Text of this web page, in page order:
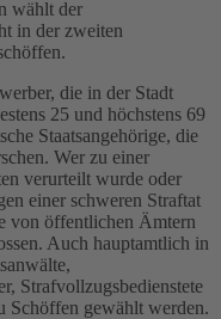
wählt der
in der zweiten
die in der Stadt
25 und höchstens 69
Staatsangehörige, die
Wer zu einer
verurteilt wurde oder
einer schweren Straftat
von öffentlichen Ämtern
Auch hauptamtlich in
Strafvollzugsbedienstete
Schöffen gewählt werden.